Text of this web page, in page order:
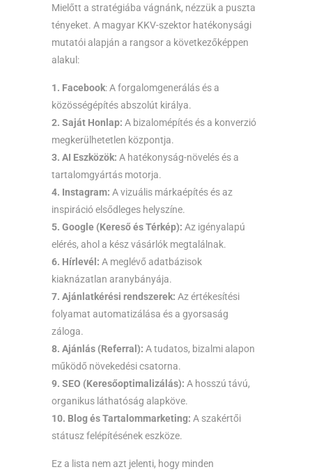
Mielőtt a stratégiába vágnánk, nézzük a puszta
tényeket. A magyar KKV-szektor hatékonysági
mutatói alapján a rangsor a következőképpen
alakul:
1. Facebook: A forgalomgenerálás és a
közösségépítés abszolút királya.
2. Saját Honlap: A bizalomépítés és a konverzió
megkerülhetetlen központja.
3. AI Eszközök: A hatékonyság-növelés és a
tartalomgyártás motorja.
4. Instagram: A vizuális márkaépítés és az
inspiráció elsődleges helyszíne.
5. Google (Kereső és Térkép): Az igényalapú
elérés, ahol a kész vásárlók megtalálnak.
6. Hírlevél: A meglévő adatbázisok
kiaknázatlan aranybányája.
7. Ajánlatkérési rendszerek: Az értékesítési
folyamat automatizálása és a gyorsaság
záloga.
8. Ajánlás (Referral): A tudatos, bizalmi alapon
működő növekedési csatorna.
9. SEO (Keresőoptimalizálás): A hosszú távú,
organikus láthatóság alapköve.
10. Blog és Tartalommarketing: A szakértői
státusz felépítésének eszköze.
Ez a lista nem azt jelenti, hogy minden